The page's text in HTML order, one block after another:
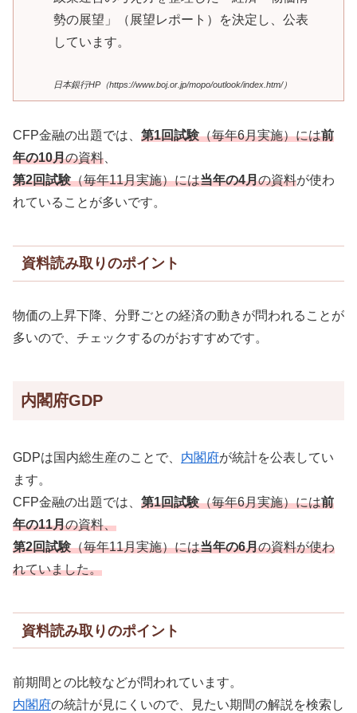
勢の展望」（展望レポート）を決定し、公表
しています。
日本銀行HP（https://www.boj.or.jp/mopo/outlook/index.htm/）
CFP金融の出題では、 第1回試験（毎年6月実施）には前
年の10月の資料
第2回試験（毎年11月実施）には当年の4月の資料が使わ
れていることが多いです。
資料読み取りのポイント
物価の上昇下降、分野ごとの経済の動きが問われることが
多いので、チェックするのがおすすめです。
内閣府GDP
GDPは国内総生産のことで、 内閣府が統計を公表してい
ます。
CFP金融の出題では、 第1回試験（毎年6月実施）には前
年の11月の資料、
第2回試験（毎年11月実施）には当年の6月の資料が使わ
れていました。
資料読み取りのポイント
前期間との比較などが問われています。
内閣府の統計が見にくいので、見たい期間の解説を検索し